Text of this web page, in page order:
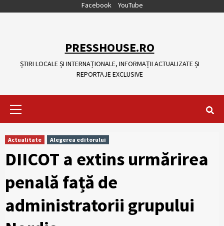
Facebook YouTube
PRESSHOUSE.RO
ȘTIRI LOCALE ȘI INTERNAȚIONALE, INFORMAȚII ACTUALIZATE ȘI
REPORTAJE EXCLUSIVE
Actualitate Alegerea editorului
DIICOT a extins urmărirea
penală față de
administratorii grupului